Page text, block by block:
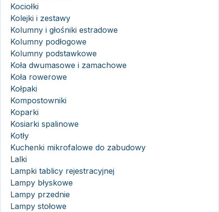
Kociołki
Kolejki i zestawy
Kolumny i głośniki estradowe
Kolumny podłogowe
Kolumny podstawkowe
Koła dwumasowe i zamachowe
Koła rowerowe
Kołpaki
Kompostowniki
Koparki
Kosiarki spalinowe
Kotły
Kuchenki mikrofalowe do zabudowy
Lalki
Lampki tablicy rejestracyjnej
Lampy błyskowe
Lampy przednie
Lampy stołowe